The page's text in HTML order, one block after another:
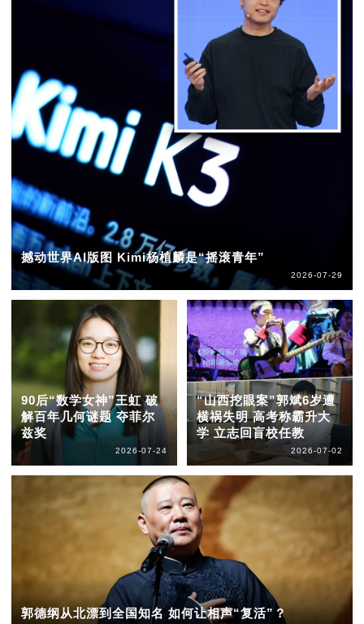
撼动世界AI版图 Kimi杨植麟是“摇滚青年”
2026-07-29
90后“数学女神”王虹 破
解百年几何谜题 夺菲尔
兹奖
2026-07-24
“山西挖眼案”郭斌6岁遭
横祸失明 高考称霸升大
学 立志回盲校任教
2026-07-02
郭德纲从北漂到全国知名 如何让相声“复活”？